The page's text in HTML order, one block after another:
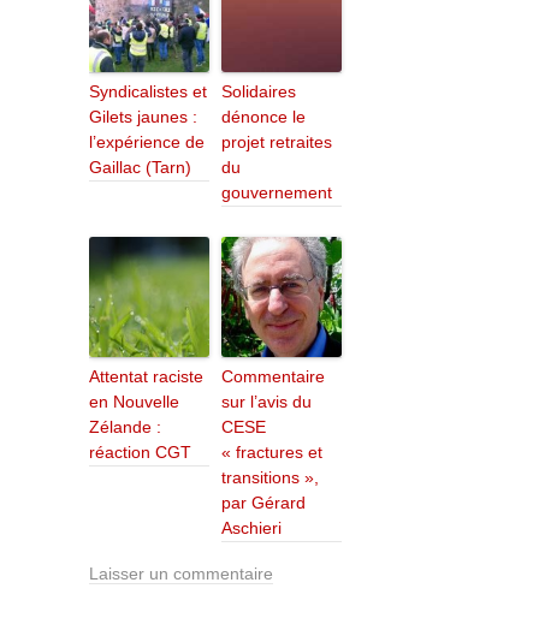
Syndicalistes et
Gilets jaunes :
l’expérience de
Gaillac (Tarn)
Solidaires
dénonce le
projet retraites
du
gouvernement
Attentat raciste
en Nouvelle
Zélande :
réaction CGT
Commentaire
sur l’avis du
CESE
« fractures et
transitions »,
par Gérard
Aschieri
Laisser un commentaire